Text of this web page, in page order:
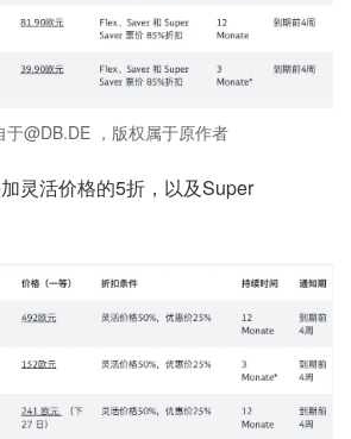
于@DB.DE ，版权属于原作者
灵活价格的5折，以及Super